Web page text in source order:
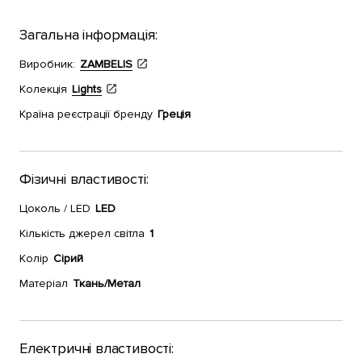
Загальна інформація:
Виробник: ZAMBELIS
Колекція Lights
Країна реєстрації бренду Греція
Фізичні властивості:
Цоколь / LED LED
Кількість джерел світла 1
Колір Сірий
Матеріал Ткань/Метал
Електричні властивості: